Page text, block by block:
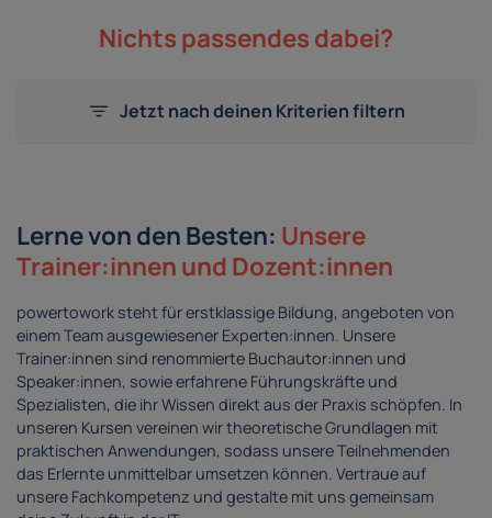
Nichts passendes dabei?
Jetzt nach deinen Kriterien filtern
Lerne von den Besten: Unsere
Trainer:innen und Dozent:innen
powertowork steht für erstklassige Bildung, angeboten von
einem Team ausgewiesener Experten:innen. Unsere
Trainer:innen sind renommierte Buchautor:innen und
Speaker:innen, sowie erfahrene Führungskräfte und
Spezialisten, die ihr Wissen direkt aus der Praxis schöpfen. In
unseren Kursen vereinen wir theoretische Grundlagen mit
praktischen Anwendungen, sodass unsere Teilnehmenden
das Erlernte unmittelbar umsetzen können. Vertraue auf
unsere Fachkompetenz und gestalte mit uns gemeinsam